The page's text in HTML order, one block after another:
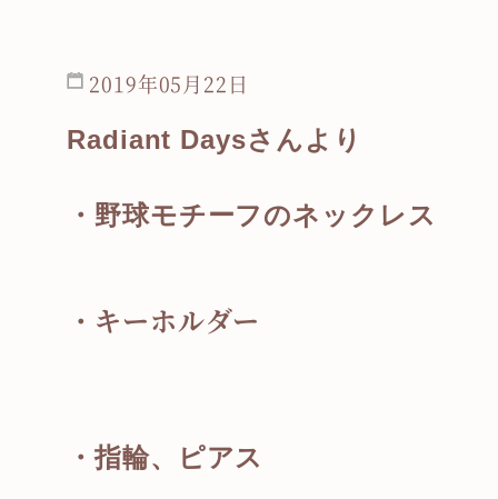
2019年05月22日
Radiant Daysさんより
・野球モチーフのネックレス
・キーホルダー
・指輪、ピアス